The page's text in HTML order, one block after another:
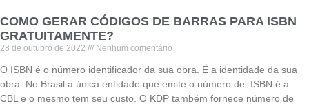
COMO GERAR CÓDIGOS DE BARRAS PARA ISBN
GRATUITAMENTE?
28 de outubro de 2022 Nenhum comentário
O ISBN é o número identificador da sua obra. É a identidade da sua
obra. No Brasil a única entidade que emite o número de ISBN é a
CBL e o mesmo tem seu custo. O KDP também fornece número de